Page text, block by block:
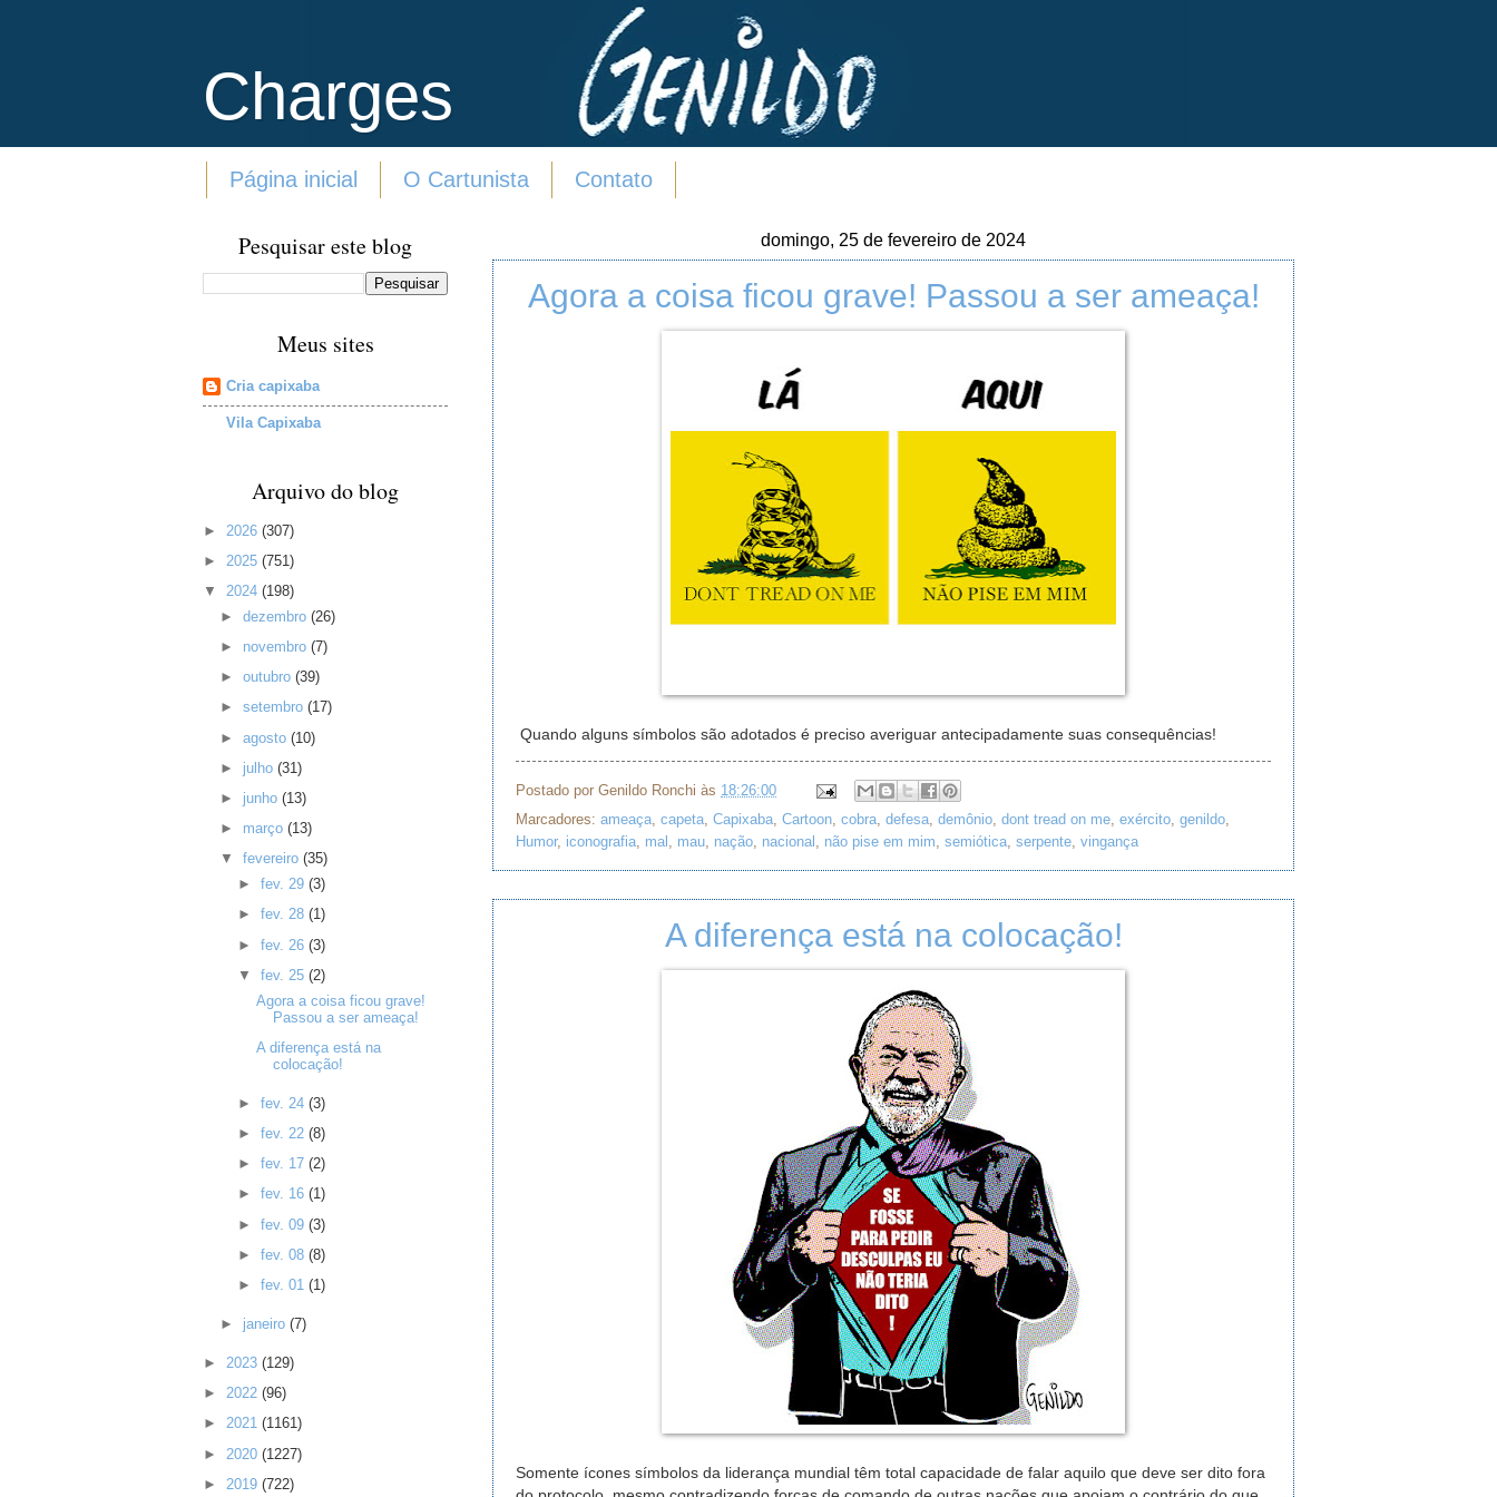
Charges
Página inicial O Cartunista Contato
domingo, 25 de fevereiro de 2024
Agora a coisa ficou grave! Passou a ser ameaça!
Quando alguns símbolos são adotados é preciso averiguar antecipadamente suas consequências!
Postado por Genildo Ronchi às 18:26:00
Marcadores: ameaça, capeta, Capixaba, Cartoon, cobra, defesa, demônio, dont tread on me, exército, genildo,
Humor, iconografia, mal , mau, nação, nacional , não pise em mim, semiótica, serpente, vingança
A diferença está na colocação!
Somente ícones símbolos da liderança mundial têm total capacidade de falar aquilo que deve ser dito fora
Pesquisar este blog
Meus sites
Cria capixaba
Vila Capixaba
Arquivo do blog
► 2026 (307)
► 2025 (751)
▼ 2024 (198)
►dezembro(26)
► novembro(7)
►outubro(39)
►setembro(17)
►agosto(10)
► julho(31)
► junho(13)
► março(13)
▼fevereiro(35)
► fev. 29 (3)
► fev. 28 (1)
► fev. 26 (3)
▼ fev. 25 (2)
Agora a coisa ficou grave!
Passou a ser ameaça!
A diferença está na
colocação!
► fev. 24 (3)
► fev. 22 (8)
► fev. 17 (2)
► fev. 16 (1)
► fev. 09 (3)
► fev. 08 (8)
► fev. 01 (1)
► janeiro(7)
► 2023 (129)
► 2022 (96)
► 2021 (1161)
► 2020 (1227)
► 2019 (722)